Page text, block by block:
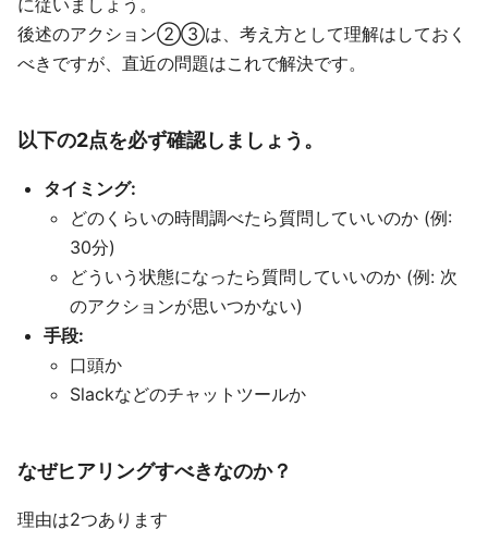
に従いましょう。
後述のアクション②③は、考え方として理解はしておく
べきですが、直近の問題はこれで解決です。
以下の2点を必ず確認しましょう。
タイミング:
どのくらいの時間調べたら質問していいのか (例:
30分)
どういう状態になったら質問していいのか (例: 次
のアクションが思いつかない)
手段:
口頭か
Slackなどのチャットツールか
なぜヒアリングすべきなのか？
理由は2つあります